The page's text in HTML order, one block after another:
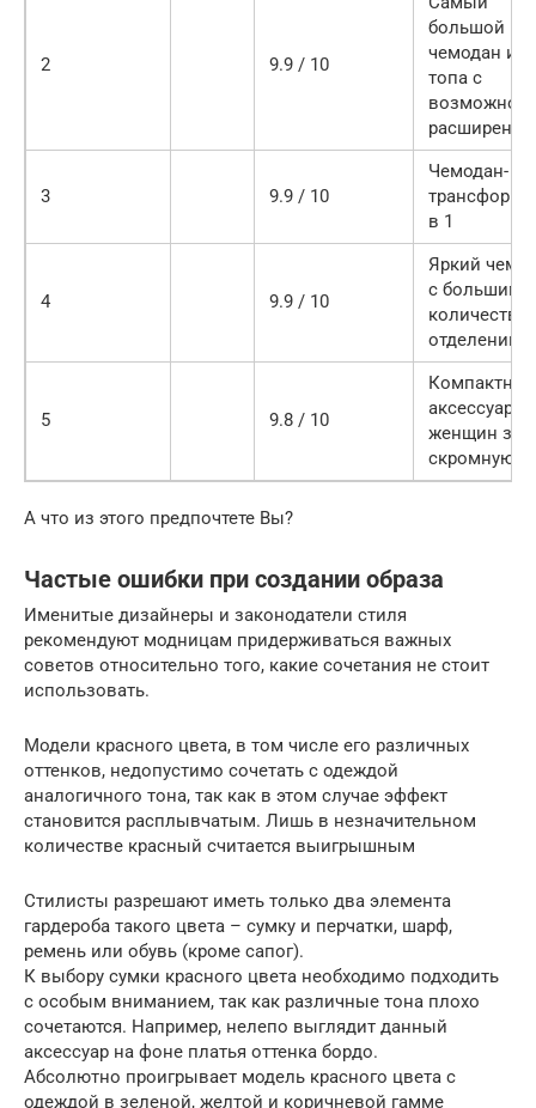
2 9.9 / 10
большой
чемодан из
топа с
расширения
3 9.9 / 10
Чемодан-
в 1
4 9.9 / 10
Яркий
с большим
отделений
5 9.8 / 10
аксессуар
женщин за
скромную
А что из этого предпочтете Вы?
Частые ошибки при создании образа
Именитые дизайнеры и законодатели стиля
рекомендуют модницам придерживаться важных
советов относительно того, какие сочетания не стоит
использовать.
Модели красного цвета, в том числе его различных
оттенков, недопустимо сочетать с одеждой
аналогичного тона, так как в этом случае эффект
становится расплывчатым. Лишь в незначительном
количестве красный считается выигрышным
Стилисты разрешают иметь только два элемента
гардероба такого цвета – сумку и перчатки, шарф,
ремень или обувь (кроме сапог).
К выбору сумки красного цвета необходимо подходить
с особым вниманием, так как различные тона плохо
сочетаются. Например, нелепо выглядит данный
аксессуар на фоне платья оттенка бордо.
Абсолютно проигрывает модель красного цвета с
одеждой в зеленой, желтой и коричневой гамме